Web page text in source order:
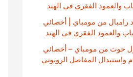
والعمود الفقري في الهند
رامبال من مومباي | أخصائي
والعمود الفقري في الهند
خوت من مومباي – أخصائي
واستبدال المفاصل الروبوتي